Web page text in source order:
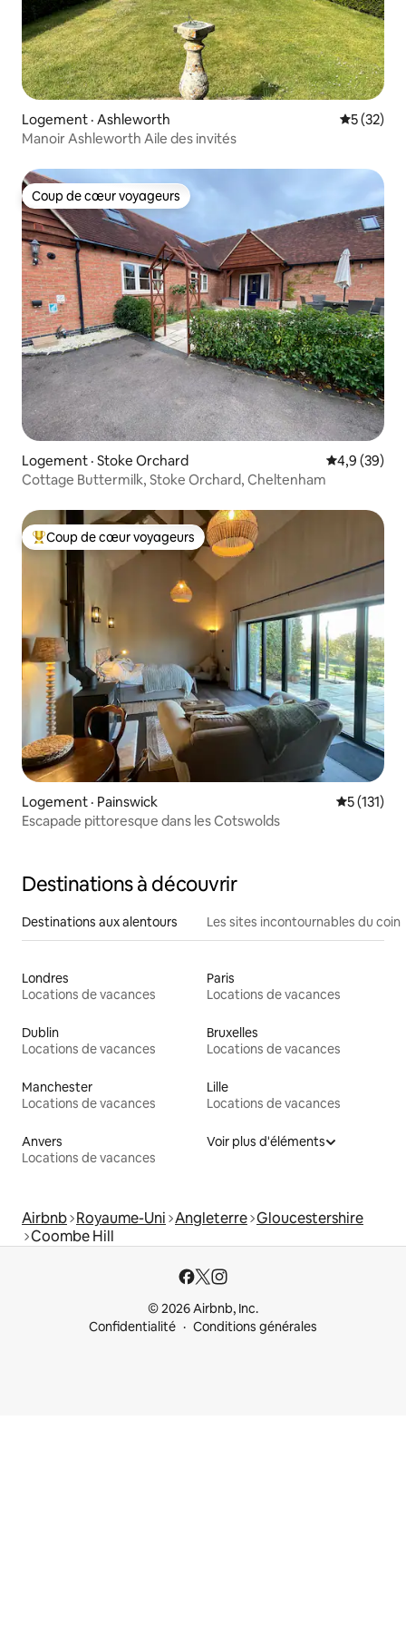
Logement · Ashleworth Note
5 (32)
Manoir Ashleworth Aile des invités
Coup de cœur voyageurs
Coup de cœur voyageurs
Logement · Stoke Orchard Note
4,9 (39)
Cottage Buttermilk, Stoke Orchard, Cheltenham
Coup de cœur voyageurs parmi les plus aimés
Coup de cœur voyageurs
Logement · Painswick Note
5 (131)
Escapade pittoresque dans les Cotswolds
Destinations à découvrir
Destinations aux alentours Les sites incontournables du coin
Londres
Locations de vacances
Paris
Locations de vacances
Dublin
Locations de vacances
Bruxelles
Locations de vacances
Manchester
Locations de vacances
Lille
Locations de vacances
Anvers
Locations de vacances
Voir plus d'éléments
Airbnb Royaume-Uni Angleterre Gloucestershire
Coombe Hill
© 2026 Airbnb, Inc.
Confidentialité
Conditions générales